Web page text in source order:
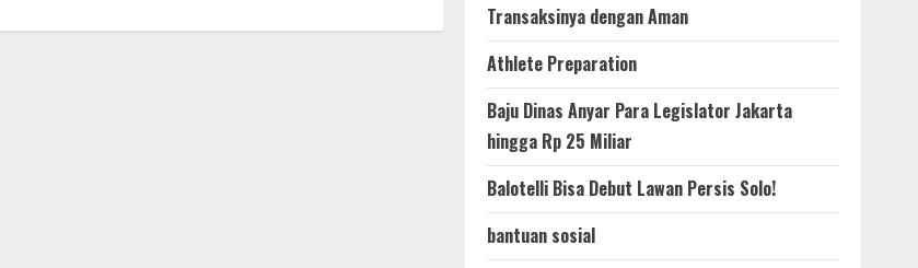
puasa
Transaksinya dengan Aman
Athlete Preparation
Baju Dinas Anyar Para Legislator Jakarta
hingga Rp 25 Miliar
Balotelli Bisa Debut Lawan Persis Solo!
bantuan sosial